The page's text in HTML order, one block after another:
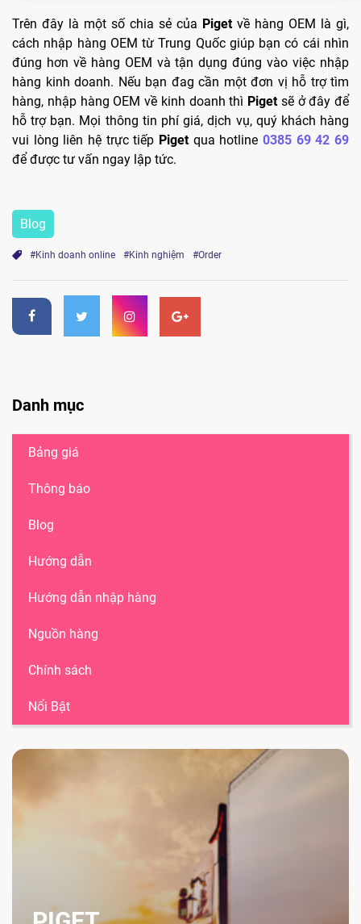
Trên đây là một số chia sẻ của Pigetvề hàng OEM là gì,
cách nhập hàng OEM từ Trung Quốc giúp bạn có cái nhìn
đúng hơn về hàng OEM và tận dụng đúng vào việc nhập
hàng kinh doanh. Nếu bạn đag cần một đơn vị hỗ trợ tìm
hàng, nhập hàng OEM về kinh doanh thì Pigetsẽ ở đây để
hỗ trợ bạn. Mọi thông tin phí giá, dịch vụ, quý khách hàng
vui lòng liên hệ trực tiếp Pigetqua hotline 0385 69 42 69
để được tư vấn ngay lập tức.
Blog
#Kinh doanh online #Kinh nghiệm #Order
Danh mục
Bảng giá
Thông báo
Blog
Hướng dẫn
Hướng dẫn nhập hàng
Nguồn hàng
Chính sách
Nổi Bật